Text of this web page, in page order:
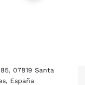
07819 Santa
España